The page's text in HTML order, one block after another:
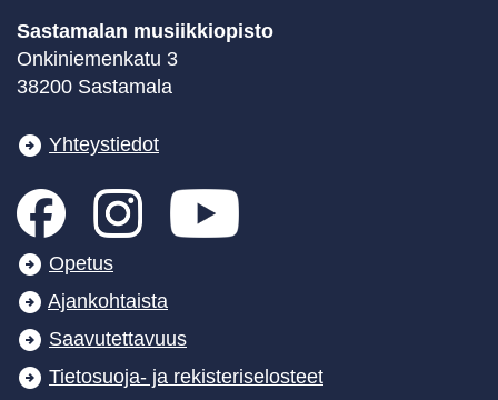
Sastamalan musiikkiopisto
Onkiniemenkatu 3
38200 Sastamala
Yhteystiedot
Opetus
Ajankohtaista
Saavutettavuus
Tietosuoja- ja rekisteriselosteet